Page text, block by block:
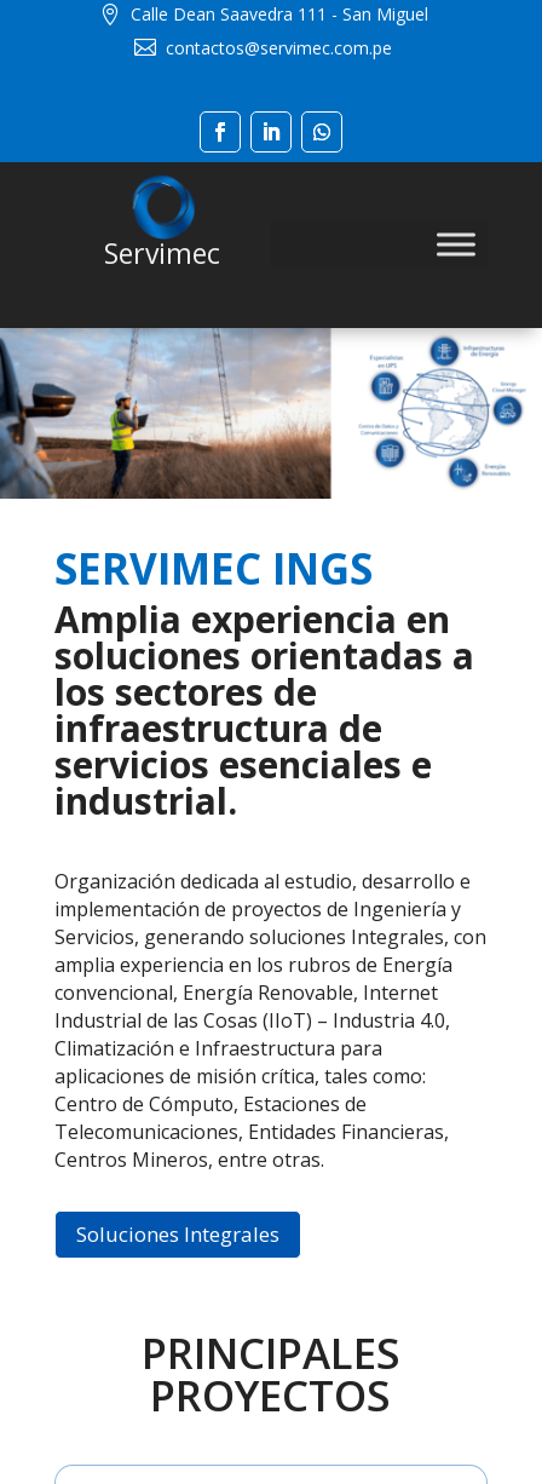
 Calle Dean Saavedra 111 - San Miguel
 contactos@servimec.com.pe
Servimec
SERVIMEC INGS
Amplia experiencia en
soluciones orientadas a
los sectores de
infraestructura de
servicios esenciales e
industrial.
Organización dedicada al estudio, desarrollo e
implementación de proyectos de Ingeniería y
Servicios, generando soluciones Integrales, con
amplia experiencia en los rubros de Energía
convencional, Energía Renovable, Internet
Industrial de las Cosas (IIoT) – Industria 4.0,
Climatización e Infraestructura para
aplicaciones de misión crítica, tales como:
Centro de Cómputo, Estaciones de
Telecomunicaciones, Entidades Financieras,
Centros Mineros, entre otras.
Soluciones Integrales
PRINCIPALES
PROYECTOS